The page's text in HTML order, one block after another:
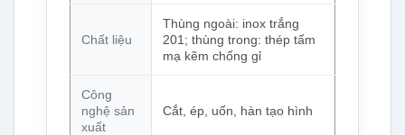
Chất liệu
Thùng ngoài: inox trắng
201; thùng trong: thép tấm
mạ kẽm chống gỉ
Công
nghệ sản
xuất
Cắt, ép, uốn, hàn tạo hình